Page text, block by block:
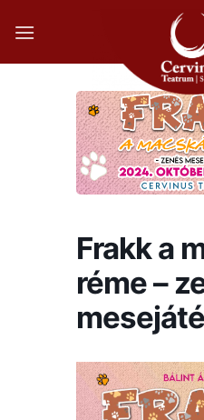
Frakk a
réme –